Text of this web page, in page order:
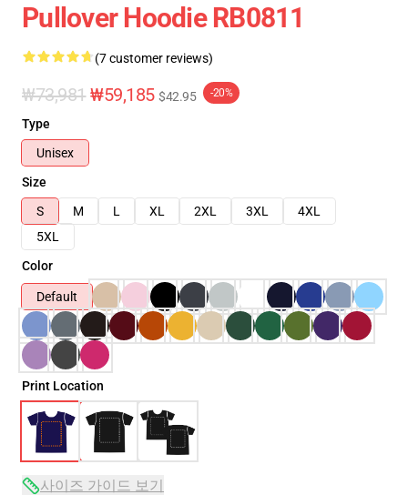
Pullover Hoodie RB0811
(7 customer reviews)
₩73,981 ₩59,185 $42.95 -20%
Type
Unisex
Size
S
M L XL 2XL 3XL
4XL
5XL
Color
Default
Print Location
사이즈 가이드 보기